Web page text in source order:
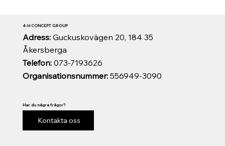
Organisationsnummer:556949-3090
Telefon:073-7193626
Adress: Guckuskovägen 20, 184 35
Åkersberga
4-H CONCEPT GROUP
Har du några frågor?
Kontakta oss